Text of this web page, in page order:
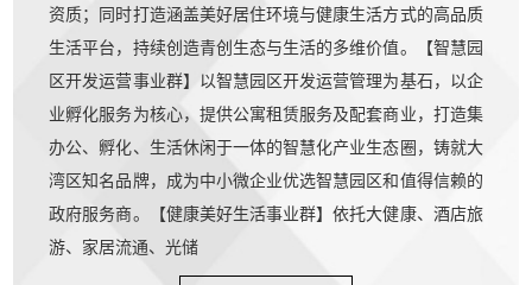
资质；同时打造涵盖美好居住环境与健康生活方式的高品质
生活平台，持续创造青创生态与生活的多维价值。【智慧园
区开发运营事业群】以智慧园区开发运营管理为基石，以企
业孵化服务为核心，提供公寓租赁服务及配套商业，打造集
办公、孵化、生活休闲于一体的智慧化产业生态圈，铸就大
湾区知名品牌，成为中小微企业优选智慧园区和值得信赖的
政府服务商。【健康美好生活事业群】依托大健康、酒店旅
游、家居流通、光储